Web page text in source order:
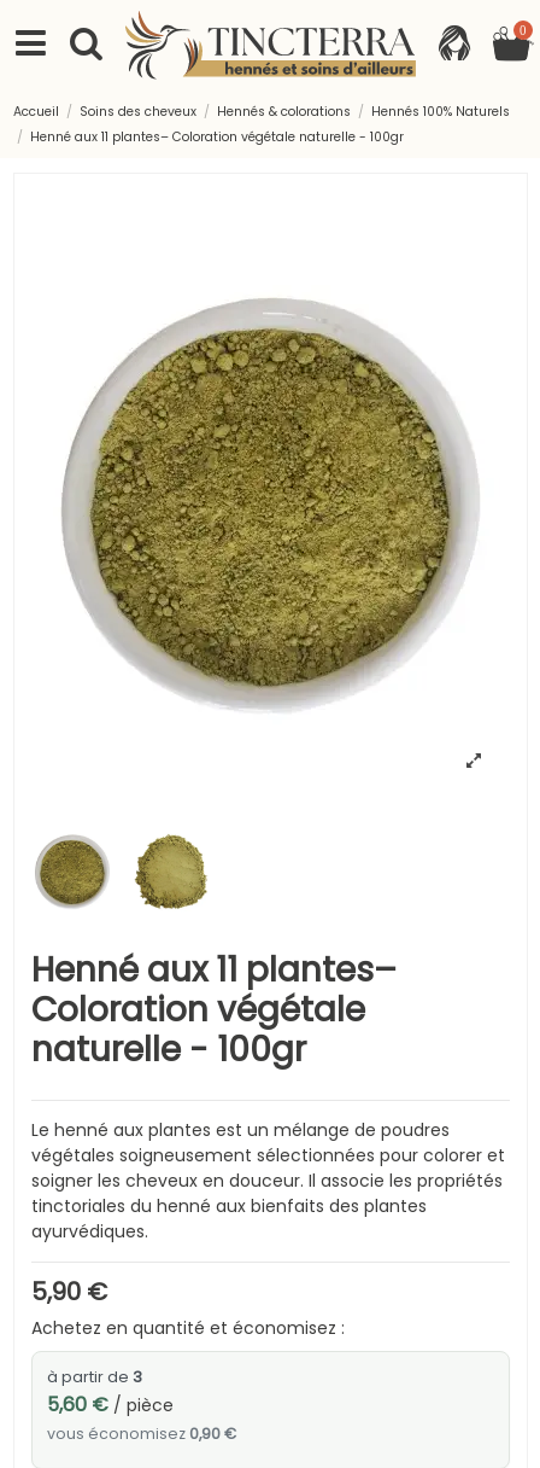
0
Accueil Soins des cheveux Hennés & colorations
Hennés 100% Naturels
Henné aux 11 plantes– Coloration végétale naturelle - 100gr
Henné aux 11 plantes–
Coloration végétale
naturelle - 100gr
Le henné aux plantes est un mélange de poudres
végétales soigneusement sélectionnées pour colorer et
soigner les cheveux en douceur. Il associe les propriétés
tinctoriales du henné aux bienfaits des plantes
ayurvédiques.
5,90 €
Achetez en quantité et économisez :
à partir de 3
5,60 €/ pièce
vous économisez 0,90 €